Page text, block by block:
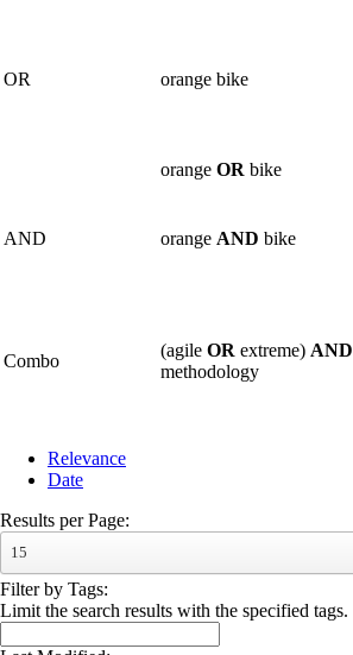
OR orange bike
orange OR bike
AND orange AND bike
Combo
(agile OR extreme) AND
methodology
Relevance
Date
Results per Page:
15
Filter by Tags:
Limit the search results with the specified tags.